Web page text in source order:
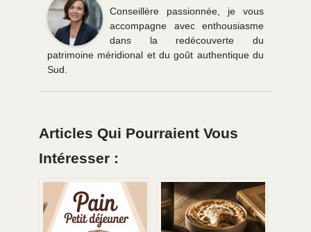
Conseillère passionnée, je vous
accompagne avec enthousiasme
dans la redécouverte du
patrimoine méridional et du goût authentique du
Sud.
Articles Qui Pourraient Vous
Intéresser :